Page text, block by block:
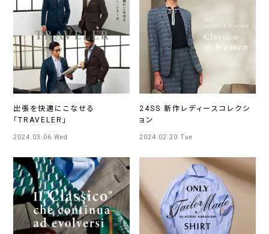
出張を快適にこなせる
「TRAVELER」
2024.03.06 Wed
24SS 新作レディースコレクシ
ョン
2024.02.20 Tue